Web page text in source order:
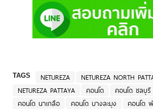
TAGS NETUREZA
NETUREZA NORTH
NETUREZA PATTAYA
คอนโด คอนโด ชลบุรี
คอนโด นาเกลือ
คอนโด บางละมุง
คอนโด